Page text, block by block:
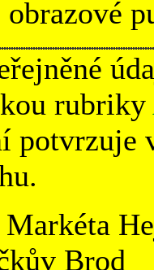
obrazové
rubriky
potvrzuje
Markéta
Brod